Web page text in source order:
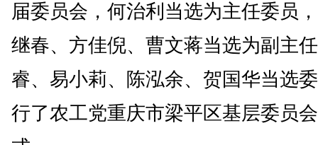
届委员会，何治利当选为主任委员
继春、方佳倪、曹文蒋当选为副主
睿、易小莉、陈泓余、贺国华当选
行了农工党重庆市梁平区基层委员